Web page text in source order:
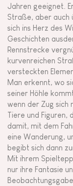
Jahren geeignet.
Straße, aber auch
sich ins Herz des
Geschichten
Rennstrecke
kurvenreichen
versteckten
Man erkennt, wo
seiner Höhle
wenn der Zug sich
Tiere und Figuren,
damit, mit dem
eine Wanderung,
begibt sich dann
Mit ihrem
nur ihre Fantasie